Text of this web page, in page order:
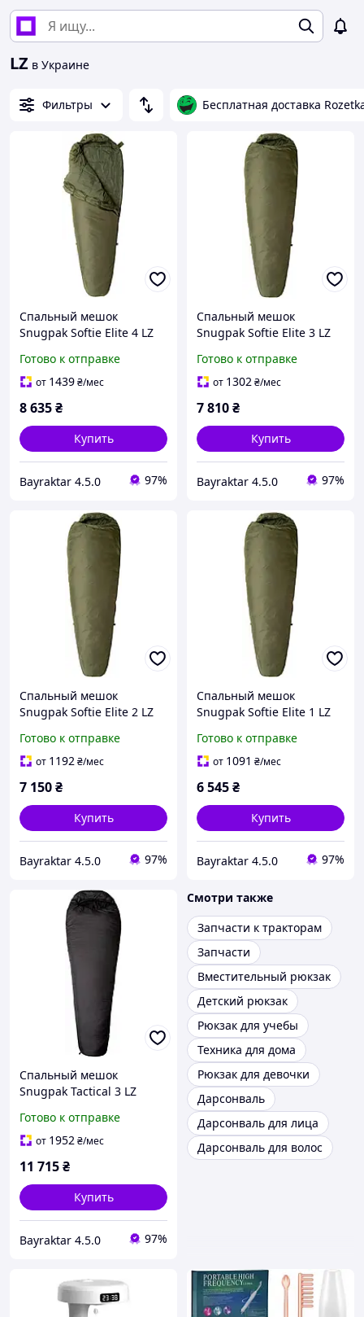
LZ в Украине
Фильтры Бесплатная доставка
Спальный мешок
Snugpak Softie Elite 4 LZ
Готово к отправке
от 1439₴/мес
8 635₴
Купить
Bayraktar 4.5.0 97%
Спальный мешок
Snugpak Softie Elite 3 LZ
Готово к отправке
от 1302₴/мес
7 810₴
Купить
Bayraktar 4.5.0 97%
Спальный мешок
Snugpak Softie Elite 2 LZ
Готово к отправке
от 1192₴/мес
7 150₴
Купить
Bayraktar 4.5.0 97%
Спальный мешок
Snugpak Softie Elite 1 LZ
Готово к отправке
от 1091 ₴/мес
6 545₴
Купить
Bayraktar 4.5.0 97%
Спальный мешок
Snugpak Tactical 3 LZ
Готово к отправке
от 1952₴/мес
11 715₴
Купить
Bayraktar 4.5.0 97%
Смотри также
Запчасти к тракторам
Запчасти
Вместительный рюкзак
Детский рюкзак
Рюкзак для учебы
Техника для дома
Рюкзак для девочки
Дарсонваль
Дарсонваль для лица
Дарсонваль для волос